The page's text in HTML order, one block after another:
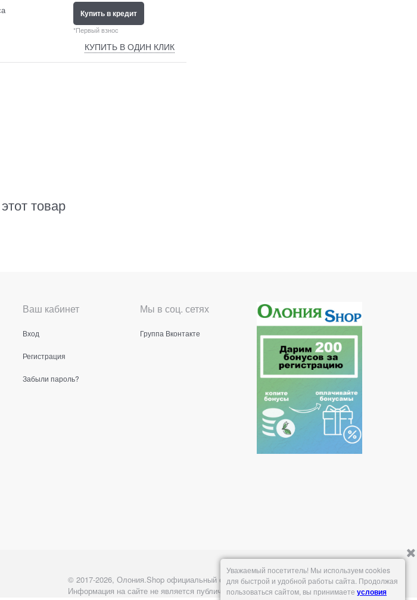
Купить в кредит
*Первый взнос
КУПИТЬ В ОДИН КЛИК
товар
Ваш кабинет
Вход
Регистрация
Забыли пароль?
Мы в соц. сетях
Группа Вконтакте
© 2017-2026, Олония.Shop официальный сайт
Информация на сайте не является публичной офертой.
Уважаемый посетитель! Мы используем cookies
для быстрой и удобной работы сайта. Продолжая
пользоваться сайтом, вы принимаете условия